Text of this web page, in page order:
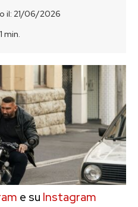
il: 21/06/2026
1 min.
e su Instagram